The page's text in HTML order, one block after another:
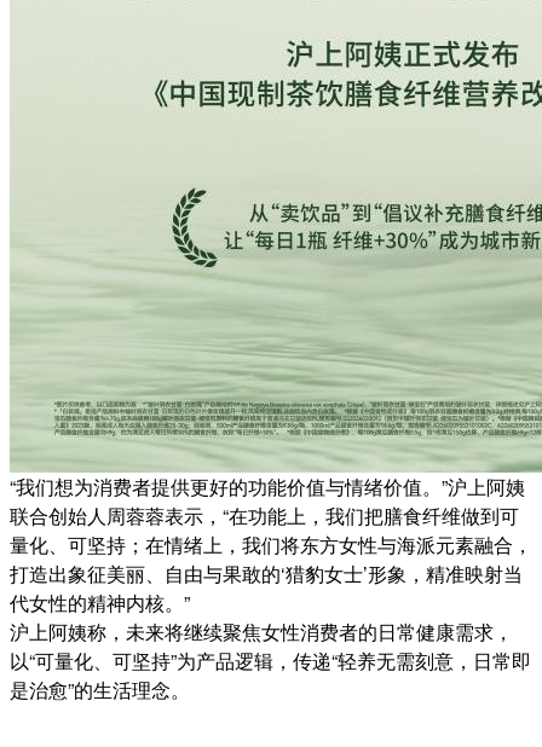
“我们想为消费者提供更好的功能价值与情绪价值。”沪上阿姨
联合创始人周蓉蓉表示，“在功能上，我们把膳食纤维做到可
量化、可坚持；在情绪上，我们将东方女性与海派元素融合，
打造出象征美丽、自由与果敢的‘猎豹女士’形象，精准映射当
代女性的精神内核。”
沪上阿姨称，未来将继续聚焦女性消费者的日常健康需求，
以“可量化、可坚持”为产品逻辑，传递“轻养无需刻意，日常即
是治愈”的生活理念。